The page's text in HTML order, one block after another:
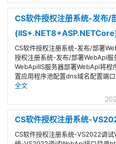
CS软件授权注册系统-发布/
CS软件授权注册系统-发布/部署
授权注册系统-发布/部署WebApi
WebApiIIS服务器部署WebApi将程
置应用程序池配置dns域名配置端
全文
CS软件授权注册系统-
CS软件授权注册系统-VS2022调